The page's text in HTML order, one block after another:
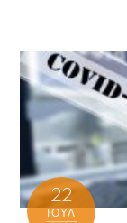
22
ΙΟΎΛ